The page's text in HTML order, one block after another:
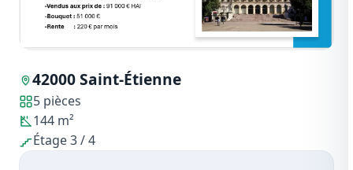
42000 Saint-Étienne
5 pièces
144 m²
Étage 3 / 4